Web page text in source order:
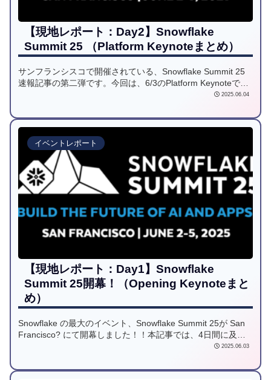
【現地レポート：Day2】Snowflake
Summit 25 （Platform Keynoteまとめ）
サンフランシスコで開催されている、Snowflake Summit 25
速報記事の第二弾です。今回は、6/3のPlatform Keynoteで紹
介された最新のサービスアップデート情報を中心にお届けし
2025.06.04
イベントレポート
【現地レポート：Day1】Snowflake
Summit 25開幕！（Opening Keynoteまと
め）
Snowflake の最大のイベント、Snowflake Summit 25が San
Francisco? にて開幕しました！！本記事では、4日間に及ぶ
Snowflake Summit 25 の「Day1開幕」として、現地の情報を
2025.06.03